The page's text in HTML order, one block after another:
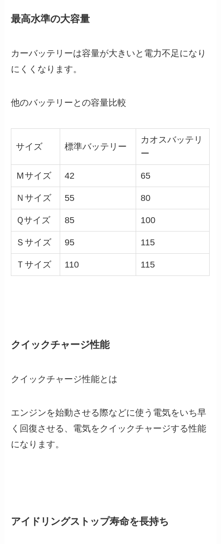
最高水準の大容量
カーバッテリーは容量が大きいと電力不足になり
にくくなります。
他のバッテリーとの容量比較
サイズ 標準バッテリー
カオスバッテリ
ー
Ｍサイズ 42 65
Ｎサイズ 55 80
Ｑサイズ 85 100
Ｓサイズ 95 115
Ｔサイズ 110 115
クイックチャージ性能
クイックチャージ性能とは
エンジンを始動させる際などに使う電気をいち早
く回復させる、電気をクイックチャージする性能
になります。
アイドリングストップ寿命を長持ち